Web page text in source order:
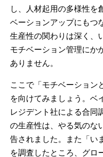
し、人材起用の多様性を
ベーションアップにもつ
生産性の関わりは深く、
モチベーション管理にか
ありません。
ここで「モチベーション
を向けてみましょう。ベ
レジデント社による合同
の生産性は、やる気のな
告されました。また「い
を調査したところ、グロ